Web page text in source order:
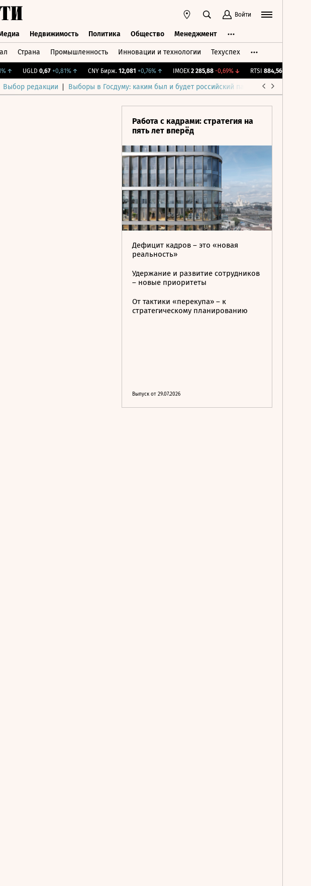
Войти
Недвижимость Политика Общество Менеджмент
Страна Промышленность Инновации и технологии Техуспех
UGLD 0,67 +0,81%↑ CNY Бирж. 12,081 +0,76%↑ IMOEX 2 285,88 -0,69%↓ RTSI 884,56 -1,27%
Выбор редакции Выборы в Госдуму: каким был и будет российский парламент
Работа с кадрами: стратегия на
пять лет вперёд
Дефицит кадров – это «новая
реальность»
Удержание и развитие сотрудников
– новые приоритеты
От тактики «перекупа» – к
стратегическому планированию
Выпуск от 29.07.2026